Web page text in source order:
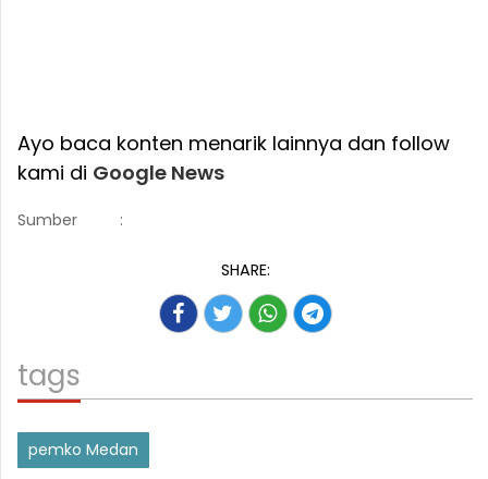
Ayo baca konten menarik lainnya dan follow
kami di Google News
Sumber :
SHARE:
tags
pemko Medan